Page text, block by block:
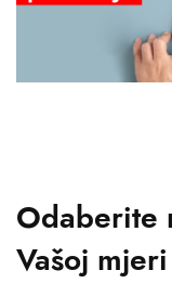
Odaberite
Vašoj mjeri